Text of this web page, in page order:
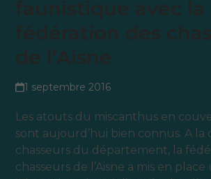
1 septembre 2016
Les atouts du miscanthus en
sont aujourd’hui bien connus. A la
chasseurs du département, la
chasseurs de l’Aisne a mis en